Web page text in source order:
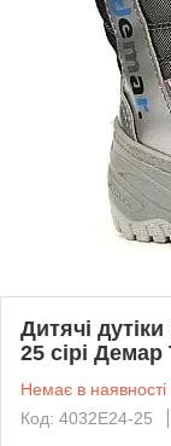
Дитячі
25 сірі Демар
Немає в наявності
Код: 4032E24-25